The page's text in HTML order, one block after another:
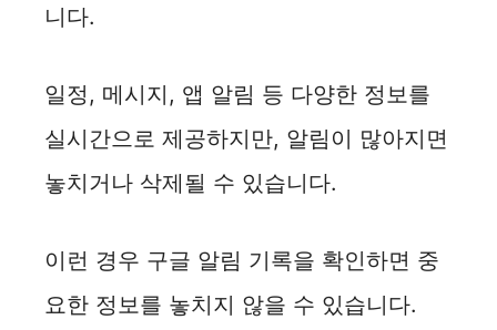
니다.
일정, 메시지, 앱 알림 등 다양한 정보를
실시간으로 제공하지만, 알림이 많아지면
놓치거나 삭제될 수 있습니다.
이런 경우 구글 알림 기록을 확인하면 중
요한 정보를 놓치지 않을 수 있습니다.